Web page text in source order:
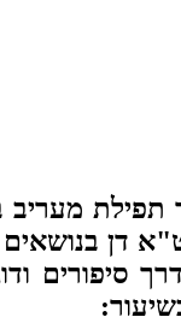
מעריב
דן
סיפורים